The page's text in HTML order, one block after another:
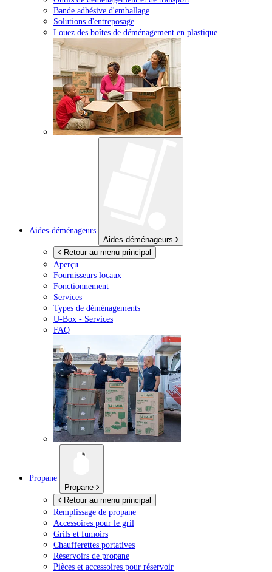
Bande adhésive d'emballage
Solutions d'entreposage
Louez des boîtes de déménagement en plastique
Aides-déménageurs
Aides-déménageurs
Retour au menu principal
Aperçu
Fournisseurs locaux
Fonctionnement
Services
Types de déménagements
U-Box - Services
FAQ
Propane
Propane
Retour au menu principal
Remplissage de propane
Accessoires pour le gril
Grils et fumoirs
Chaufferettes portatives
Réservoirs de propane
Pièces et accessoires pour réservoir